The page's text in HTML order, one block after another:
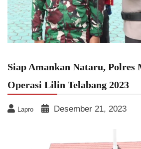
Siap Amankan Nataru, Polres
Operasi Lilin Telabang 2023
Lapro Desember 21, 2023